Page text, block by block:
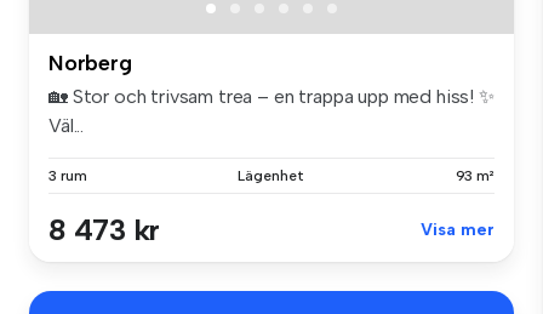
Norberg
🏡 Stor och trivsam trea – en trappa upp med hiss! ✨
Väl...
3 rum Lägenhet 93 m²
8 473 kr Visa mer